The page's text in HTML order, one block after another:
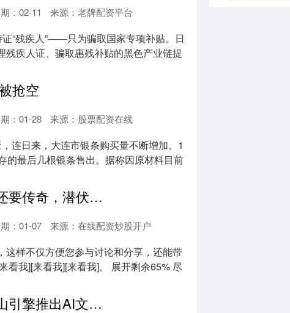
：02-11 来源：老牌配资平台
“残疾人”——只为骗取国家专项补贴。日
疾人证、骗取惠残补贴的黑色产业链提
抢空
：01-28 来源：股票配资在线
连日来，大连市银条购买量不断增加。1
的最后几根银条售出。据称因原材料目前
鼎豪配资 他的经历比杨子荣还要传奇，潜伏胡宗南身边多年最终全身而退
：01-07 来源：在线配资炒股开户
样不仅方便您参与讨论和分享，还能带
看我][来看我][来看我]。 展开剩余65% 尽
鼎豪配资 故宫博物院携手火山引擎推出AI文物互动播客